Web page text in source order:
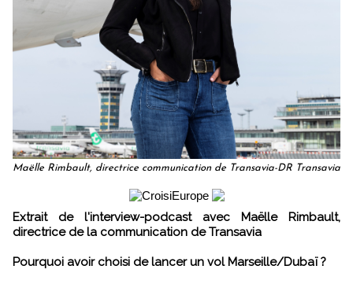
Maëlle Rimbault, directrice communication de Transavia-DR Transavia
Extrait de l'interview-podcast avec Maëlle Rimbault,
directrice de la communication de Transavia
Pourquoi avoir choisi de lancer un vol Marseille/Dubaï ?